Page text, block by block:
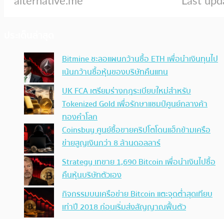
Bitmine ชะลอแผนกว้านซื้อ ETH เพื่อนำเงินทุนไป
เน้นกว้านซื้อหุ้นของบริษัทคืนแทน
UK FCA เตรียมร่างกฎระเบียบใหม่สำหรับ
Tokenized Gold เพื่อรักษาแชมป์ศูนย์กลางค้า
ทองคำโลก
Coinsbuy ศูนย์ซื้อขายคริปโตโดนแฮ็กข้ามเครือ
ข่ายสูญเงินกว่า 8 ล้านดอลลาร์
Strategy เทขาย 1,690 Bitcoin เพื่อนำเงินไปซื้อ
คืนหุ้นบริษัทตัวเอง
กิจกรรมบนเครือข่าย Bitcoin แตะจุดต่ำสุดเทียบ
เท่าปี 2018 ก่อนเริ่มส่งสัญญาณฟื้นตัว